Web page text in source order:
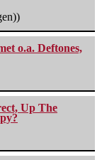
o.a. Deftones,
Up The